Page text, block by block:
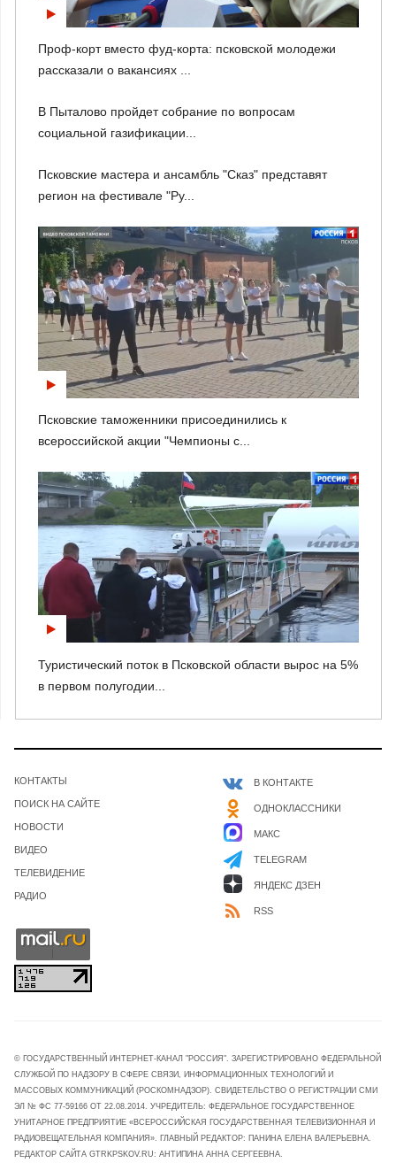
Проф-корт вместо фуд-корта: псковской молодежи
рассказали о вакансиях ...
В Пыталово пройдет собрание по вопросам
социальной газификации...
Псковские мастера и ансамбль "Сказ" представят
регион на фестивале "Ру...
Псковские таможенники присоединились к
всероссийской акции "Чемпионы с...
Туристический поток в Псковской области вырос на 5%
в первом полугодии...
КОНТАКТЫ
ПОИСК НА САЙТЕ
НОВОСТИ
ВИДЕО
ТЕЛЕВИДЕНИЕ
РАДИО
В КОНТАКТЕ
ОДНОКЛАССНИКИ
МАКС
TELEGRAM
ЯНДЕКС ДЗЕН
RSS
© ГОСУДАРСТВЕННЫЙ ИНТЕРНЕТ-КАНАЛ "РОССИЯ". ЗАРЕГИСТРИРОВАНО ФЕДЕРАЛЬНОЙ
СЛУЖБОЙ ПО НАДЗОРУ В СФЕРЕ СВЯЗИ, ИНФОРМАЦИОННЫХ ТЕХНОЛОГИЙ И
МАССОВЫХ КОММУНИКАЦИЙ (РОСКОМНАДЗОР). СВИДЕТЕЛЬСТВО О РЕГИСТРАЦИИ СМИ
ЭЛ № ФС 77-59166 ОТ 22.08.2014. УЧРЕДИТЕЛЬ: ФЕДЕРАЛЬНОЕ ГОСУДАРСТВЕННОЕ
УНИТАРНОЕ ПРЕДПРИЯТИЕ «ВСЕРОССИЙСКАЯ ГОСУДАРСТВЕННАЯ ТЕЛЕВИЗИОННАЯ И
РАДИОВЕЩАТЕЛЬНАЯ КОМПАНИЯ». ГЛАВНЫЙ РЕДАКТОР: ПАНИНА ЕЛЕНА ВАЛЕРЬЕВНА.
РЕДАКТОР САЙТА GTRKPSKOV.RU: АНТИПИНА АННА СЕРГЕЕВНА.